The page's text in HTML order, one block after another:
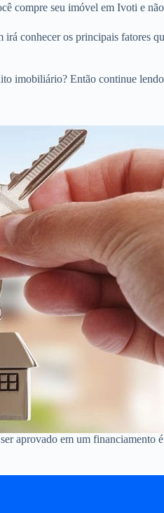
compre seu imóvel em Ivoti e
conhecer os principais fatores
imobiliário? Então continue
aprovado em um